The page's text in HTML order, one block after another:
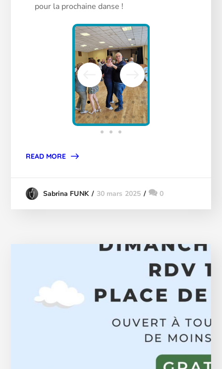
pour la prochaine danse !
READ MORE
Sabrina FUNK 30 mars 2025 0